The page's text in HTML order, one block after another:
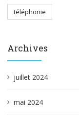
téléphonie
Archives
juillet 2024
mai 2024